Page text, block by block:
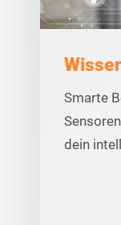
Smarte
dein